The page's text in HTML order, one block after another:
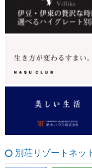
別荘リゾートネッ